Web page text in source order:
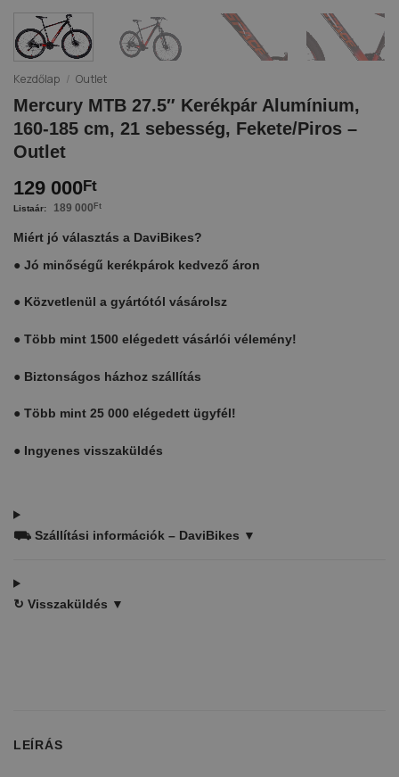
Kezdőlap / Outlet
Mercury MTB 27.5″ Kerékpár Alumínium,
160-185 cm, 21 sebesség, Fekete/Piros –
Outlet
129 000Ft
189 000 Ft
Miért jó választás a DaviBikes?
● Jó minőségű kerékpárok kedvező áron
● Közvetlenül a gyártótól vásárolsz
● Több mint 1500 elégedett vásárlói vélemény!
● Biztonságos házhoz szállítás
● Több mint 25 000 elégedett ügyfél!
● Ingyenes visszaküldés
⛟ Szállítási információk – DaviBikes ▼
↻ Visszaküldés ▼
LEÍRÁS